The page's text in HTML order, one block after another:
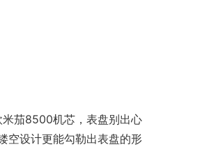
茄8500机芯，表盘别出心
空设计更能勾勒出表盘的形